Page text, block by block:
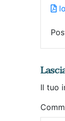
Il tuo